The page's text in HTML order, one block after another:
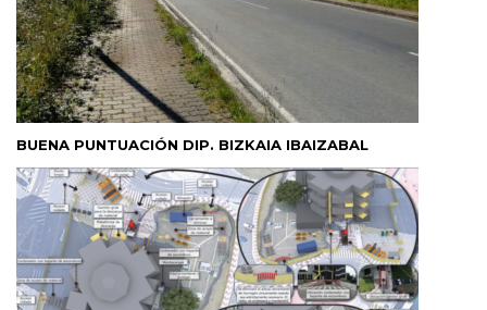
BUENA PUNTUACIÓN DIP. BIZKAIA IBAIZABAL